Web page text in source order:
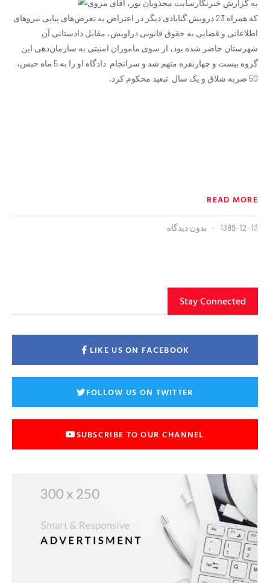
به گزارش خبرنگارسایت مجذوبان نور، آقای مروی
که همراه 23 درویش گنابادی دیگر در اعتراض به تعرض‌های پیاپی نیروهای
اطلاعاتی و قضایی به حقوق قانونی دراویش، مقابل دادستانی آن
شهرستان حاضر شده بود، از سوی ماموران امنیتی به سازمان‌دهی این
گروه بیست و چهارنفره متهم شد و سرانجام دادگاه او را به 5 ماه حبس،
50 ضربه شلاق و یک سال تبعید محکوم کرد.
READ MORE
1389-12-13 بدون دیدگاه
Stay Connected
LIKE US ON FACEBOOK
FOLLOW US ON TWITTER
SUBSCRIBE TO OUR CHANNEL